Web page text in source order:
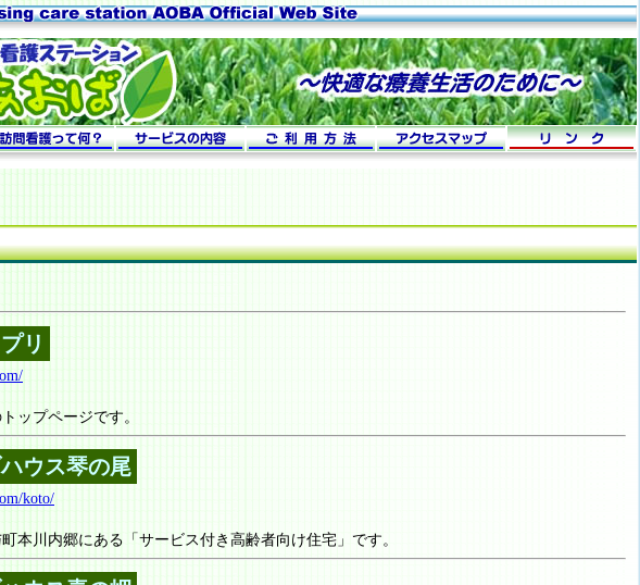
リ
ップページです。
ウス琴の尾
koto/
本川内郷にある「サービス付き高齢者向け住宅」です。